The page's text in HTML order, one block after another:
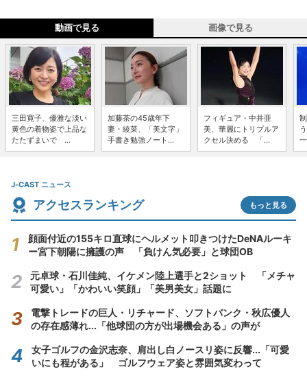
動画で見る 画像で見る
三田寛子、優雅な淡い
黄色の着物姿で上品な
たたずまいで ...
加藤茶の45歳年下
妻・綾菜、「美文字」
手書き勉強ノート...
フィギュア・中井亜
美、華麗にトリプルア
クセル決める 「...
J-CAST ニュース
アクセスランキング もっと見る
顔面付近の155キロ直球にヘルメット叩きつけたDeNAルーキ
ー宮下朝陽に擁護の声 「負けん気必要」と球団OB
元卓球・石川佳純、イケメン陸上選手と2ショット 「メチャ
可愛い」「かわいい笑顔」「美男美女」話題に
電撃トレードの巨人・リチャード、ソフトバンク・秋広優人
の存在感薄れ...「他球団の方が出場機会ある」の声が
女子ゴルフの金沢志奈、肩出し白ノースリ姿に反響...「可愛
いにも程がある」 ゴルフウェア姿と雰囲気変わって